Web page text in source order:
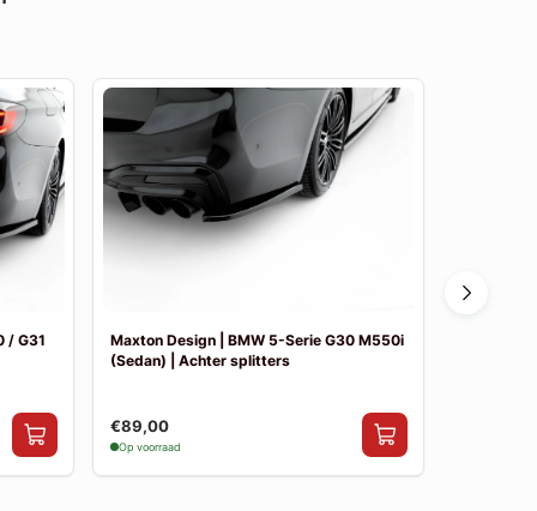
/ G31
Maxton Design | BMW 5-Serie G30 M550i
(Sedan) | Achter splitters
€89,00
Op voorraad